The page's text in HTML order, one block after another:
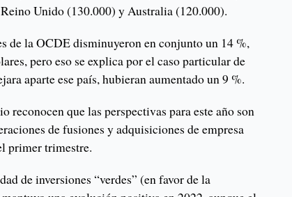
Unido (130.000) y Australia (120.000).
de la OCDE disminuyeron en conjunto un 14 %,
pero eso se explica por el caso particular de
aparte ese país, hubieran aumentado un 9 %.
reconocen que las perspectivas para este año son
de fusiones y adquisiciones de empresa
primer trimestre.
de inversiones “verdes” (en favor de la